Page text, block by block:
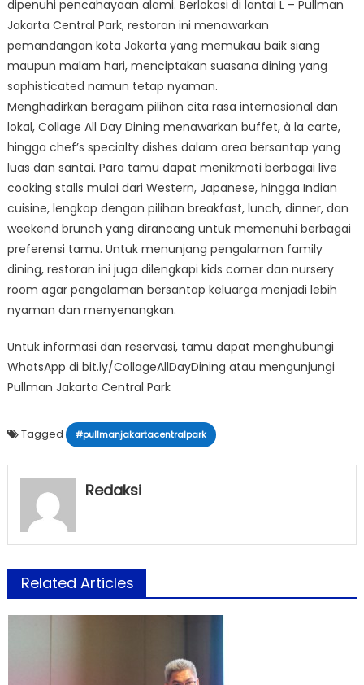
dipenuhi pencahayaan alami. Berlokasi di lantai L – Pullman
Jakarta Central Park, restoran ini menawarkan
pemandangan kota Jakarta yang memukau baik siang
maupun malam hari, menciptakan suasana dining yang
sophisticated namun tetap nyaman.
Menghadirkan beragam pilihan cita rasa internasional dan
lokal, Collage All Day Dining menawarkan buffet, à la carte,
hingga chef’s specialty dishes dalam area bersantap yang
luas dan santai. Para tamu dapat menikmati berbagai live
cooking stalls mulai dari Western, Japanese, hingga Indian
cuisine, lengkap dengan pilihan breakfast, lunch, dinner, dan
weekend brunch yang dirancang untuk memenuhi berbagai
preferensi tamu. Untuk menunjang pengalaman family
dining, restoran ini juga dilengkapi kids corner dan nursery
room agar pengalaman bersantap keluarga menjadi lebih
nyaman dan menyenangkan.
Untuk informasi dan reservasi, tamu dapat menghubungi
WhatsApp di bit.ly/CollageAllDayDining atau mengunjungi
Pullman Jakarta Central Park
Tagged #pullmanjakartacentralpark
Redaksi
Related Articles